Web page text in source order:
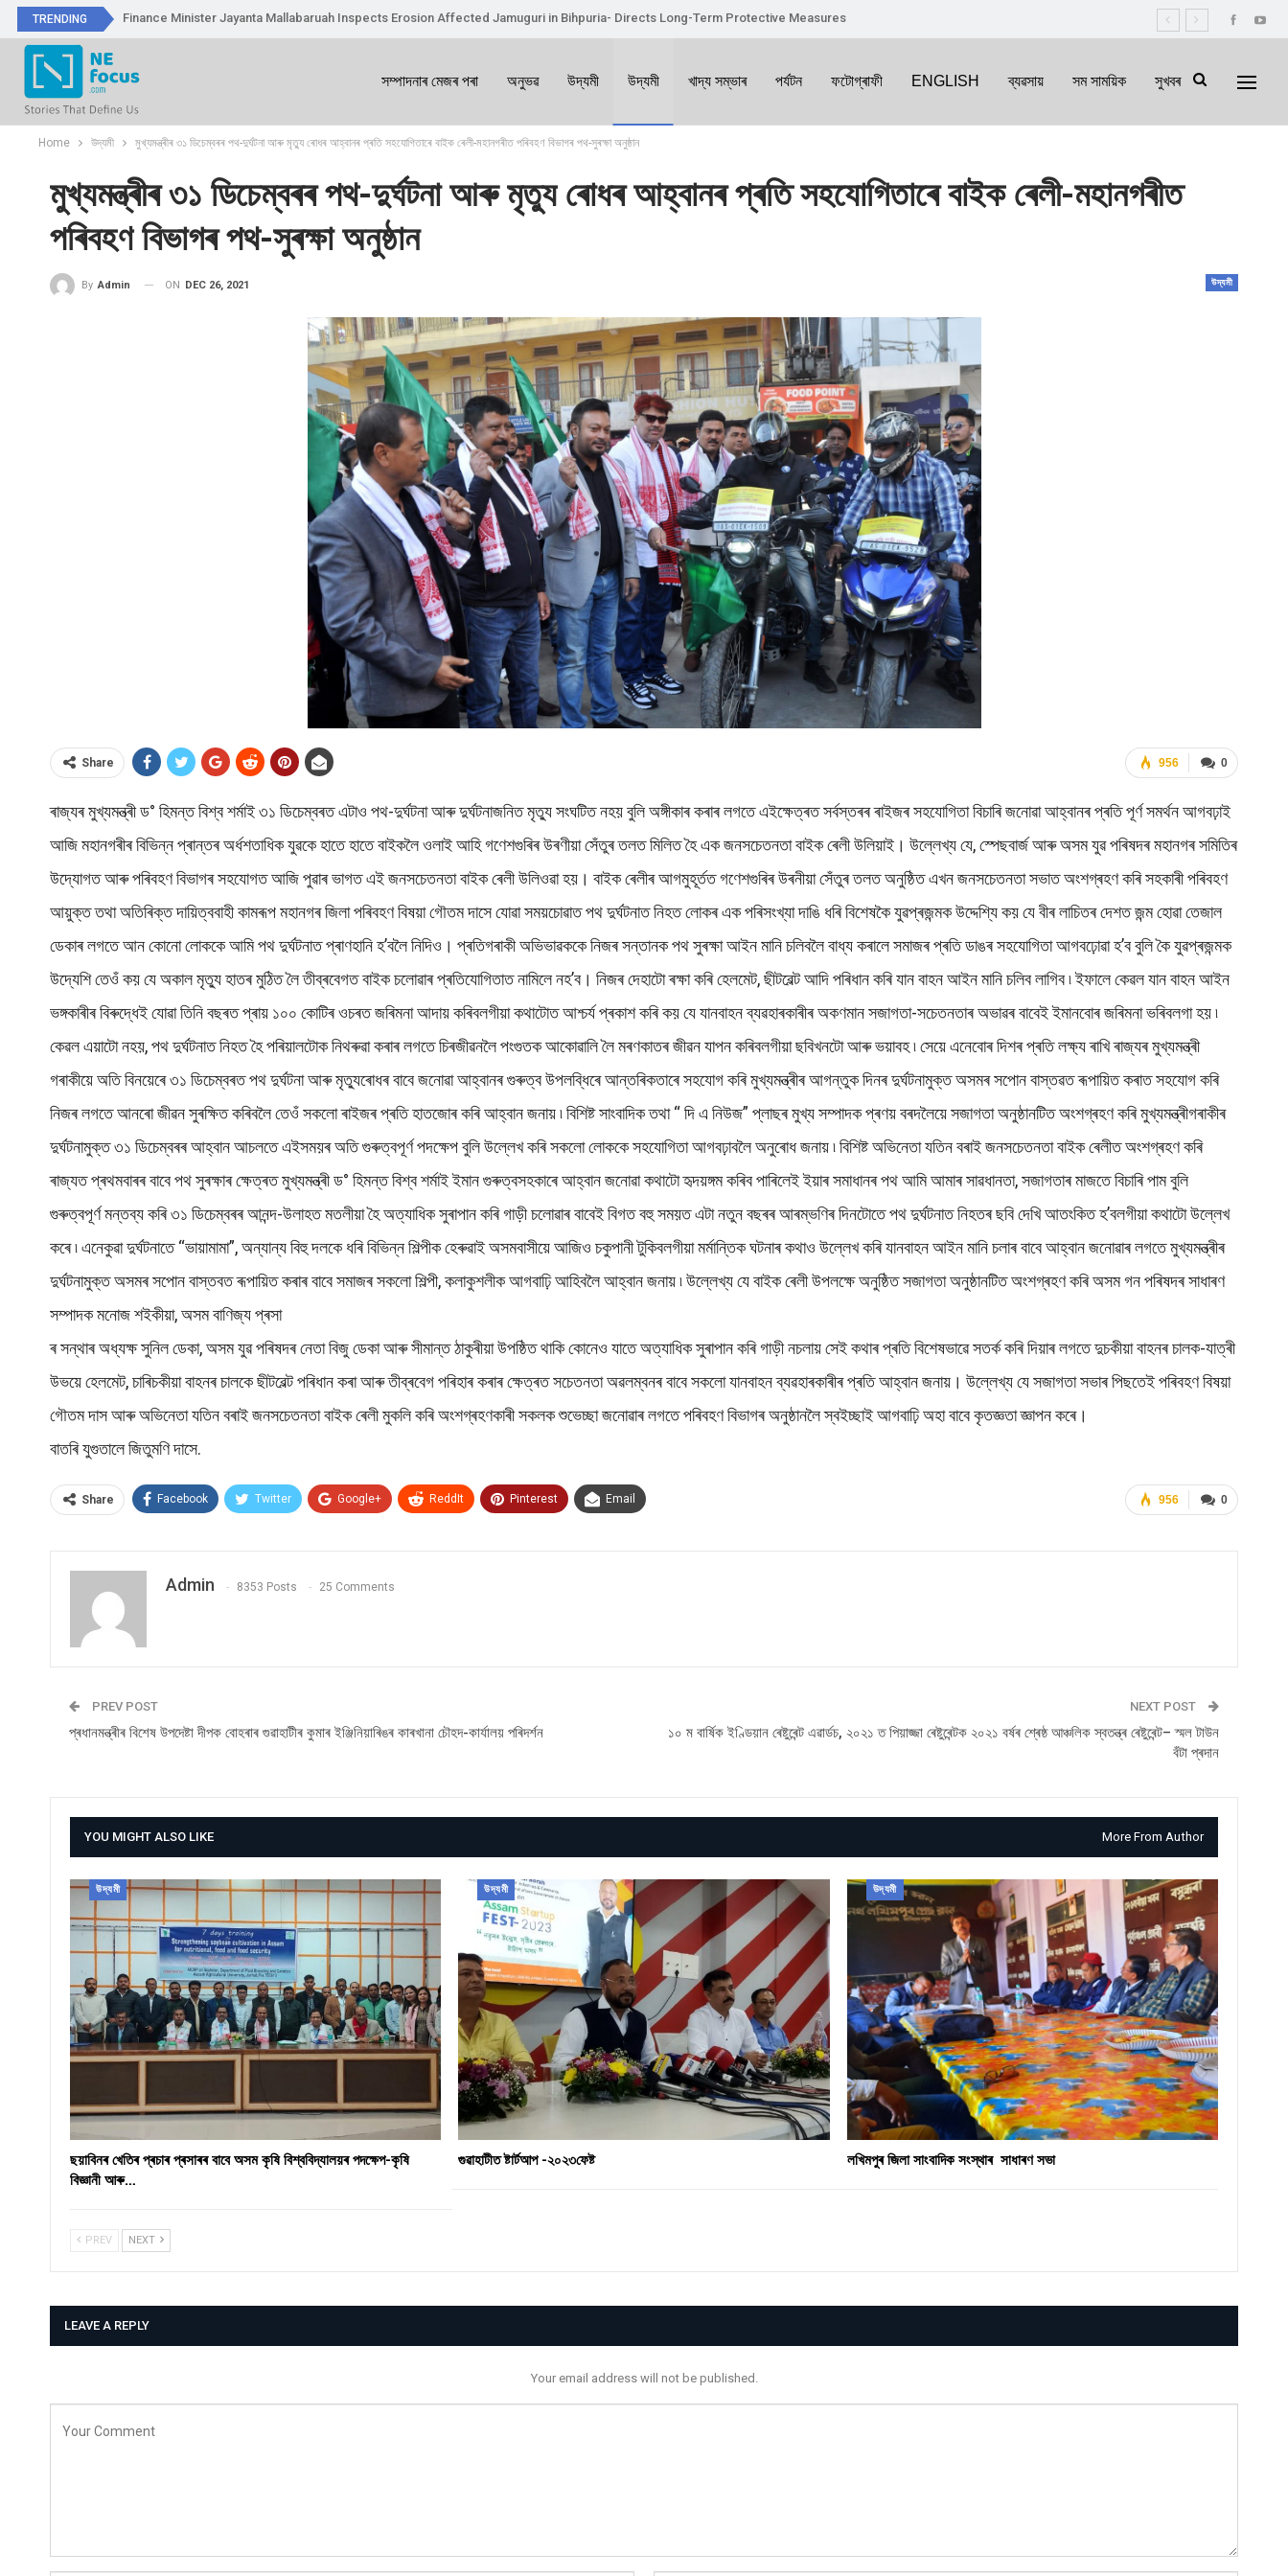
TRENDING Finance Minister Jayanta Mallabaruah Inspects Erosion Affected Jamuguri in Bihpuria- Directs Long-Term Protective Measures
সম্পাদনাৰ মেজৰ পৰা অনুভৱ উদ্যমী উদ্যমী খাদ্য সম্ভাৰ পৰ্যটন ফটোগ্ৰাফী ENGLISH ব্যৱসায় সম সাময়িক সুখবৰ
Home উদ্যমী মুখ্যমন্ত্ৰীৰ ৩১ ডিচেম্বৰৰ পথ-দুৰ্ঘটনা আৰু মৃত্যু ৰোধৰ আহ্বানৰ প্ৰতি সহযোগিতাৰে বাইক ৰেলী-মহানগৰীত পৰিবহণ বিভাগৰ পথ-সুৰক্ষা অনুষ্ঠান
মুখ্যমন্ত্ৰীৰ ৩১ ডিচেম্বৰৰ পথ-দুৰ্ঘটনা আৰু মৃত্যু ৰোধৰ আহ্বানৰ প্ৰতি সহযোগিতাৰে বাইক ৰেলী-মহানগৰীত
পৰিবহণ বিভাগৰ পথ-সুৰক্ষা অনুষ্ঠান
উদ্যমী
By Admin ON DEC 26, 2021
0
956
Share
ৰাজ্যৰ মুখ্যমন্ত্ৰী ড° হিমন্ত বিশ্ব শৰ্মাই ৩১ ডিচেম্বৰত এটাও পথ-দুৰ্ঘটনা আৰু দুৰ্ঘটনাজনিত মৃত্যু সংঘটিত নহয় বুলি অঙ্গীকাৰ কৰাৰ লগতে এইক্ষেত্ৰত সৰ্বস্তৰৰ ৰাইজৰ সহযোগিতা বিচাৰি জনোৱা আহ্বানৰ প্ৰতি পূৰ্ণ সমৰ্থন আগবঢ়াই
আজি মহানগৰীৰ বিভিন্ন প্ৰান্তৰ অৰ্ধশতাধিক যুৱকে হাতে হাতে বাইকলৈ ওলাই আহি গণেশগুৰিৰ উৰণীয়া সেঁতুৰ তলত মিলিত হৈ এক জনসচেতনতা বাইক ৰেলী উলিয়াই। উল্লেখ্য যে, স্পেছবাৰ্জ আৰু অসম যুৱ পৰিষদৰ মহানগৰ সমিতিৰ
উদ্যোগত আৰু পৰিবহণ বিভাগৰ সহযোগত আজি পুৱাৰ ভাগত এই জনসচেতনতা বাইক ৰেলী উলিওৱা হয়। বাইক ৰেলীৰ আগমুহূৰ্তত গণেশগুৰিৰ উৰনীয়া সেঁতুৰ তলত অনুষ্ঠিত এখন জনসচেতনতা সভাত অংশগ্ৰহণ কৰি সহকাৰী পৰিবহণ
আয়ুক্ত তথা অতিৰিক্ত দায়িত্ববাহী কামৰূপ মহানগৰ জিলা পৰিবহণ বিষয়া গৌতম দাসে যোৱা সময়চোৱাত পথ দুৰ্ঘটনাত নিহত লোকৰ এক পৰিসংখ্যা দাঙি ধৰি বিশেষকৈ যুৱপ্ৰজন্মক উদ্দেশ্যি কয় যে বীৰ লাচিতৰ দেশত জন্ম হোৱা তেজাল
ডেকাৰ লগতে আন কোনো লোককে আমি পথ দুৰ্ঘটনাত প্ৰাণহানি হ’বলৈ নিদিও। প্ৰতিগৰাকী অভিভাৱককে নিজৰ সন্তানক পথ সুৰক্ষা আইন মানি চলিবলৈ বাধ্য কৰালে সমাজৰ প্ৰতি ডাঙৰ সহযোগিতা আগবঢ়োৱা হ’ব বুলি কৈ যুৱপ্ৰজন্মক
উদ্যেশি তেওঁ কয় যে অকাল মৃত্যু হাতৰ মুঠিত লৈ তীব্ৰবেগত বাইক চলোৱাৰ প্ৰতিযোগিতাত নামিলে নহ’ব। নিজৰ দেহাটো ৰক্ষা কৰি হেলমেট, ছীটবেল্ট আদি পৰিধান কৰি যান বাহন আইন মানি চলিব লাগিব ৷ ইফালে কেৱল যান বাহন আইন
ভঙ্গকাৰীৰ বিৰুদ্ধেই যোৱা তিনি বছৰত প্ৰায় ১০০ কোটিৰ ওচৰত জৰিমনা আদায় কৰিবলগীয়া কথাটোত আশ্চৰ্য প্ৰকাশ কৰি কয় যে যানবাহন ব্যৱহাৰকাৰীৰ অকণমান সজাগতা-সচেতনতাৰ অভাৱৰ বাবেই ইমানবোৰ জৰিমনা ভৰিবলগা হয় ৷
কেৱল এয়াটো নহয়, পথ দুৰ্ঘটনাত নিহত হৈ পৰিয়ালটোক নিথৰুৱা কৰাৰ লগতে চিৰজীৱনলৈ পংগুতক আকোৱালি লৈ মৰণকাতৰ জীৱন যাপন কৰিবলগীয়া ছবিখনটো আৰু ভয়াবহ ৷ সেয়ে এনেবোৰ দিশৰ প্ৰতি লক্ষ্য ৰাখি ৰাজ্যৰ মুখ্যমন্ত্ৰী
গৰাকীয়ে অতি বিনয়েৰে ৩১ ডিচেম্বৰত পথ দুৰ্ঘটনা আৰু মৃত্যুৰোধৰ বাবে জনোৱা আহ্বানৰ গুৰুত্ব উপলব্ধিৰে আন্তৰিকতাৰে সহযোগ কৰি মুখ্যমন্ত্ৰীৰ আগন্তুক দিনৰ দুৰ্ঘটনামুক্ত অসমৰ সপোন বাস্তৱত ৰূপায়িত কৰাত সহযোগ কৰি
নিজৰ লগতে আনৰো জীৱন সুৰক্ষিত কৰিবলৈ তেওঁ সকলো ৰাইজৰ প্ৰতি হাতজোৰ কৰি আহ্বান জনায় ৷ বিশিষ্ট সাংবাদিক তথা “ দি এ নিউজ” প্লাছৰ মুখ্য সম্পাদক প্ৰণয় বৰদলৈয়ে সজাগতা অনুষ্ঠানটিত অংশগ্ৰহণ কৰি মুখ্যমন্ত্ৰীগৰাকীৰ
দুৰ্ঘটনামুক্ত ৩১ ডিচেম্বৰৰ আহ্বান আচলতে এইসময়ৰ অতি গুৰুত্বপূৰ্ণ পদক্ষেপ বুলি উল্লেখ কৰি সকলো লোককে সহযোগিতা আগবঢ়াবলৈ অনুৰোধ জনায় ৷ বিশিষ্ট অভিনেতা যতিন বৰাই জনসচেতনতা বাইক ৰেলীত অংশগ্ৰহণ কৰি
ৰাজ্যত প্ৰথমবাৰৰ বাবে পথ সুৰক্ষাৰ ক্ষেত্ৰত মুখ্যমন্ত্ৰী ড° হিমন্ত বিশ্ব শৰ্মাই ইমান গুৰুত্বসহকাৰে আহ্বান জনোৱা কথাটো হৃদয়ঙ্গম কৰিব পাৰিলেই ইয়াৰ সমাধানৰ পথ আমি আমাৰ সাৱধানতা, সজাগতাৰ মাজতে বিচাৰি পাম বুলি
গুৰুত্বপূৰ্ণ মন্তব্য কৰি ৩১ ডিচেম্বৰৰ আনন্দ-উলাহত মতলীয়া হৈ অত্যাধিক সুৰাপান কৰি গাড়ী চলোৱাৰ বাবেই বিগত বহু সময়ত এটা নতুন বছৰৰ আৰম্ভণিৰ দিনটোতে পথ দুৰ্ঘটনাত নিহতৰ ছবি দেখি আতংকিত হ’বলগীয়া কথাটো উল্লেখ
কৰে ৷ এনেকুৱা দুৰ্ঘটনাতে “ভায়ামামা”, অন্যান্য বিহু দলকে ধৰি বিভিন্ন শিল্পীক হেৰুৱাই অসমবাসীয়ে আজিও চকুপানী টুকিবলগীয়া মৰ্মান্তিক ঘটনাৰ কথাও উল্লেখ কৰি যানবাহন আইন মানি চলাৰ বাবে আহ্বান জনোৱাৰ লগতে মুখ্যমন্ত্ৰীৰ
দুৰ্ঘটনামুক্ত অসমৰ সপোন বাস্তবত ৰূপায়িত কৰাৰ বাবে সমাজৰ সকলো শিল্পী, কলাকুশলীক আগবাঢ়ি আহিবলৈ আহ্বান জনায় ৷ উল্লেখ্য যে বাইক ৰেলী উপলক্ষে অনুষ্ঠিত সজাগতা অনুষ্ঠানটিত অংশগ্ৰহণ কৰি অসম গন পৰিষদৰ সাধাৰণ
সম্পাদক মনোজ শইকীয়া, অসম বাণিজ্য প্ৰসা
ৰ সন্থাৰ অধ্যক্ষ সুনিল ডেকা, অসম যুৱ পৰিষদৰ নেতা বিজু ডেকা আৰু সীমান্ত ঠাকুৰীয়া উপষ্ঠিত থাকি কোনেও যাতে অত্যাধিক সুৰাপান কৰি গাড়ী নচলায় সেই কথাৰ প্ৰতি বিশেষভাৱে সতৰ্ক কৰি দিয়াৰ লগতে দুচকীয়া বাহনৰ চালক-যাত্ৰী
উভয়ে হেলমেট, চাৰিচকীয়া বাহনৰ চালকে ছীটবেল্ট পৰিধান কৰা আৰু তীব্ৰবেগ পৰিহাৰ কৰাৰ ক্ষেত্ৰত সচেতনতা অৱলম্বনৰ বাবে সকলো যানবাহন ব্যৱহাৰকাৰীৰ প্ৰতি আহ্বান জনায়। উল্লেখ্য যে সজাগতা সভাৰ পিছতেই পৰিবহণ বিষয়া
গৌতম দাস আৰু অভিনেতা যতিন বৰাই জনসচেতনতা বাইক ৰেলী মুকলি কৰি অংশগ্ৰহণকাৰী সকলক শুভেচ্ছা জনোৱাৰ লগতে পৰিবহণ বিভাগৰ অনুষ্ঠানলৈ স্বইচ্ছাই আগবাঢ়ি অহা বাবে কৃতজ্ঞতা জ্ঞাপন কৰে।
বাতৰি যুগুতালে জিতুমণি দাসে.
0
956
Share Facebook Twitter Google+ ReddIt Pinterest Email
Admin 8353 Posts 25 Comments
PREV POST
প্ৰধানমন্ত্ৰীৰ বিশেষ উপদেষ্টা দীপক বোহৰাৰ গুৱাহাটীৰ কুমাৰ ইঞ্জিনিয়াৰিঙৰ কাৰখানা চৌহদ-কাৰ্যালয় পৰিদৰ্শন
NEXT POST
১০ ম বাৰ্ষিক ইণ্ডিয়ান ৰেষ্টুৰেন্ট এৱাৰ্ডচ, ২০২১ ত পিয়াজ্জা ৰেষ্টুৰেন্টক ২০২১ বৰ্ষৰ শ্ৰেষ্ঠ আঞ্চলিক স্বতন্ত্ৰ ৰেষ্টুৰেন্ট– স্মল টাউন
বঁটা প্ৰদান
YOU MIGHT ALSO LIKE More From Author
উদ্যমী
ছয়াবিনৰ খেতিৰ প্ৰচাৰ প্ৰসাৰৰ বাবে অসম কৃষি বিশ্ববিদ্যালয়ৰ পদক্ষেপ-কৃষি
বিজ্ঞানী আৰু…
উদ্যমী
গুৱাহাটীত ষ্টাৰ্টআপ -২০২৩ফেষ্ট
উদ্যমী
লখিমপুৰ জিলা সাংবাদিক সংস্থাৰ সাধাৰণ সভা
PREV NEXT
LEAVE A REPLY
Your email address will not be published.